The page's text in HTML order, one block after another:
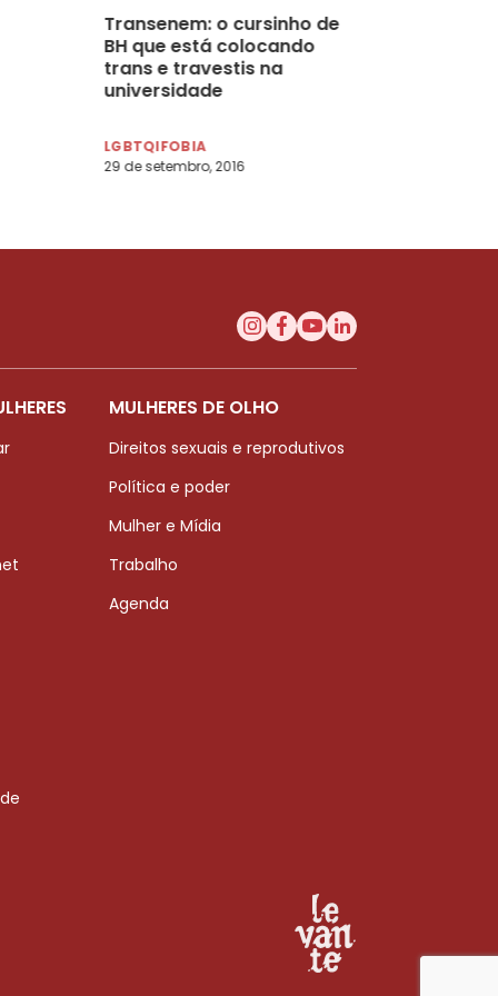
Transenem: o cursinho de
BH que está colocando
trans e travestis na
universidade
LGBTQIFOBIA
29 de setembro, 2016
MULHERES DE OLHO
Direitos sexuais e reprodutivos
Política e poder
Mulher e Mídia
Trabalho
Agenda